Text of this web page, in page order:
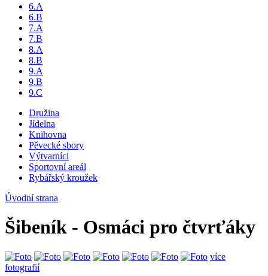
6.A
6.B
7.A
7.B
8.A
8.B
9.A
9.B
9.C
Družina
Jídelna
Knihovna
Pěvecké sbory
Výtvarníci
Sportovní areál
Rybářský kroužek
Úvodní strana
Šibeník - Osmáci pro čtvrťáky
více
fotografií